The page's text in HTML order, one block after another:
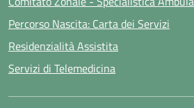
Percorso Nascita: Carta dei Servizi
Residenzialità Assistita
Servizi di Telemedicina